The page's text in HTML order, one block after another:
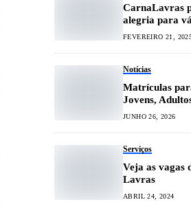
CarnaLavras
alegria para
cidade
FEVEREIRO 21,
Notícias
Matrículas
Jovens,
seguem
JUNHO 26, 2026
Serviços
Veja as vagas
Lavras
ABRIL 24, 2024